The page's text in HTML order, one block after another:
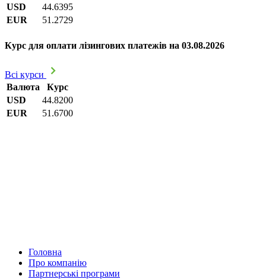
USD
44.6395
EUR
51.2729
Курс для оплати лізингових платежів на 03.08.2026
Всі курси
Валюта
Курс
USD
44.8200
EUR
51.6700
Головна
Про компанію
Партнерські програми